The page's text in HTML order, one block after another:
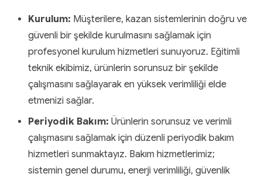
Kurulum: Müşterilere, kazan sistemlerinin doğru ve
güvenli bir şekilde kurulmasını sağlamak için
profesyonel kurulum hizmetleri sunuyoruz. Eğitimli
teknik ekibimiz, ürünlerin sorunsuz bir şekilde
çalışmasını sağlayarak en yüksek verimliliği elde
etmenizi sağlar.
Periyodik Bakım: Ürünlerin sorunsuz ve verimli
çalışmasını sağlamak için düzenli periyodik bakım
hizmetleri sunmaktayız. Bakım hizmetlerimiz;
sistemin genel durumu, enerji verimliliği, güvenlik